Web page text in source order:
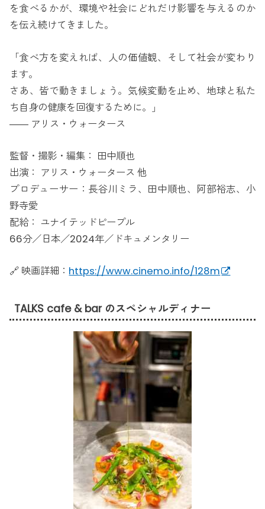
を食べるかが、環境や社会にどれだけ影響を与えるのか
を伝え続けてきました。
「食べ方を変えれば、人の価値観、そして社会が変わり
ます。
さあ、皆で動きましょう。気候変動を止め、地球と私た
ち自身の健康を回復するために。」
―― アリス・ウォータース
監督・撮影・編集： 田中順也
出演： アリス・ウォータース 他
プロデューサー：長谷川ミラ、田中順也、阿部裕志、小
野寺愛
配給： ユナイテッドピープル
66分／日本／2024年／ドキュメンタリー
🔗 映画詳細： https://www.cinemo.info/128m
TALKS cafe & bar のスペシャルディナー